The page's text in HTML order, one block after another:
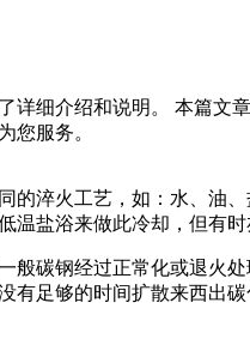
详细介绍和说明。 本篇文
您服务。
淬火工艺，如：水、油、
温盐浴来做此冷却，但有
碳钢经过正常化或退火处
有足够的时间扩散来西出